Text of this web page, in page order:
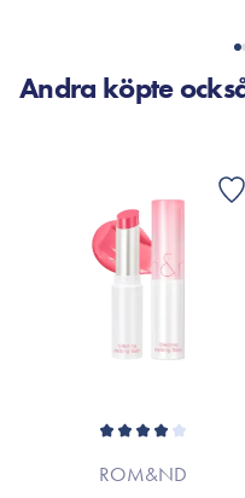
Andra köpte
ROM&ND